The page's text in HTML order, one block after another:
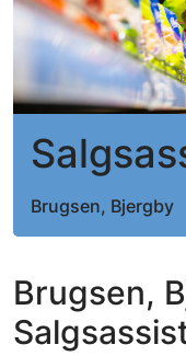
Brugsen, Bjergby
Brugsen,